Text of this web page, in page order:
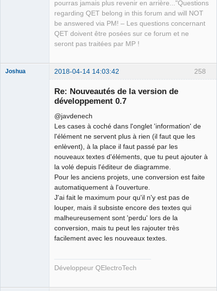
pourras jamais plus revenir en arrière..."Questions
regarding QET belong in this forum and will NOT
be answered via PM! – Les questions concernant
QET doivent être posées sur ce forum et ne
seront pas traitées par MP !
258
Joshua 2018-04-14 14:03:42
Re: Nouveautés de la version de
développement 0.7
@javdenech
Les cases à coché dans l'onglet 'information' de
l'élément ne servent plus à rien (il faut que les
enlèvent), à la place il faut passé par les
nouveaux textes d'éléments, que tu peut ajouter à
la volé depuis l'éditeur de diagramme.
Pour les anciens projets, une conversion est faite
automatiquement à l'ouverture.
J'ai fait le maximum pour qu'il n'y est pas de
louper, mais il subsiste encore des textes qui
malheureusement sont 'perdu' lors de la
conversion, mais tu peut les rajouter très
facilement avec les nouveaux textes.
Développeur QElectroTech